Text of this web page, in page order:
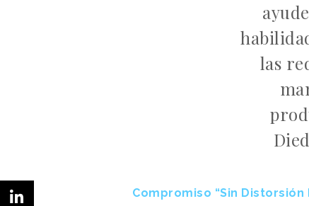
las
Compromiso “Sin Distorsión